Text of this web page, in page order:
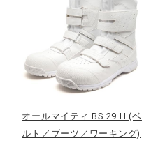
インナー
寝具／ミズノスリ
アウトドア／レイン
オールマイティ BS 29 H (ベ
ルト／ブーツ／ワーキング)